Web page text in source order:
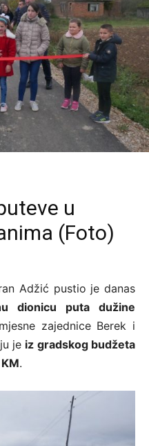
u
(Foto)
Adžić pustio je danas
dionicu puta dužine
zajednice Berek i
je iz gradskog budžeta
.